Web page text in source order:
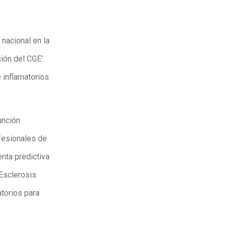
en la
del CGE’
inflamatorios
de
predictiva
para